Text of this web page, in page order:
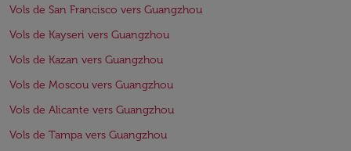
Vols de San Francisco vers Guangzhou
Vols de Kayseri vers Guangzhou
Vols de Kazan vers Guangzhou
Vols de Moscou vers Guangzhou
Vols de Alicante vers Guangzhou
Vols de Tampa vers Guangzhou